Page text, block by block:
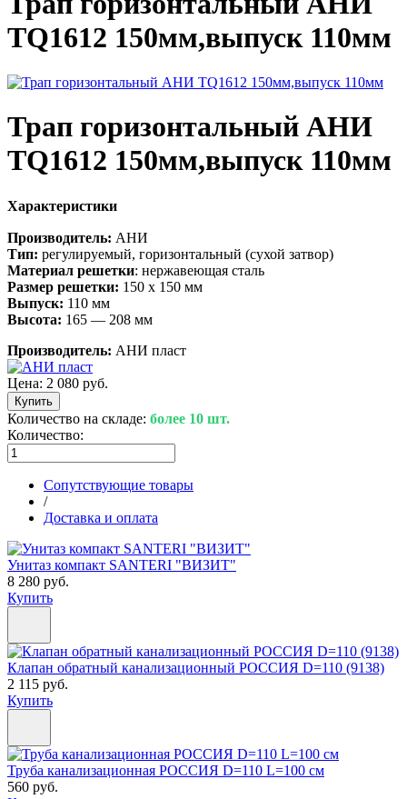
TQ1612 150мм,выпуск 110мм
Трап горизонтальный АНИ
TQ1612 150мм,выпуск 110мм
Характеристики
Производитель: АНИ
Тип: регулируемый, горизонтальный (сухой затвор)
Материал решетки: нержавеющая сталь
Размер решетки: 150 х 150 мм
Выпуск: 110 мм
Высота: 165 — 208 мм
Производитель: АНИ пласт
Цена: 2 080 руб.
Количество на складе: более 10 шт.
Количество:
Сопутствующие товары
/
Доставка и оплата
Унитаз компакт SANTERI "ВИЗИТ"
8 280 руб.
Купить
Клапан обратный канализационный РОССИЯ D=110 (9138)
2 115 руб.
Купить
Труба канализационная РОССИЯ D=110 L=100 см
560 руб.